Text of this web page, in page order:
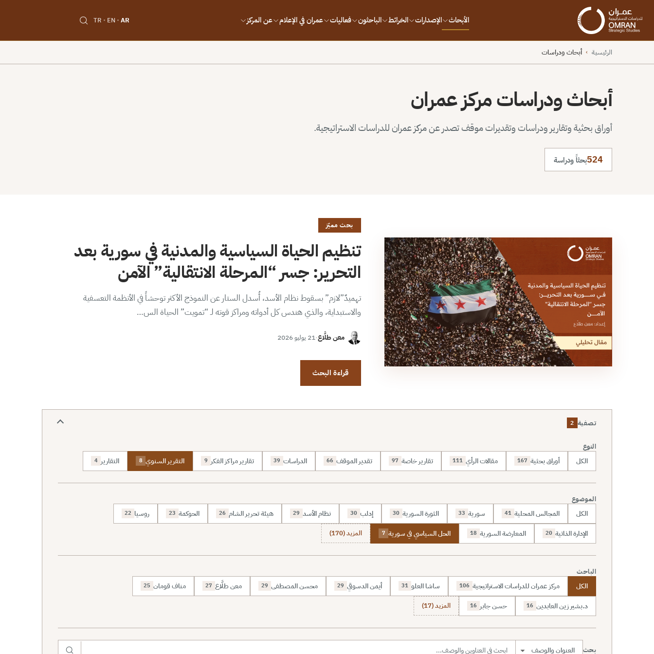
الأبحاث الإصدارات الخرائط الباحثون فعاليات عمران في الإعلام عن المركز AR
EN
TR
الرئيسية › أبحاث ودراسات
أبحاث ودراسات مركز عمران
أوراق بحثية وتقارير ودراسات وتقديرات موقف تصدر عن مركز عمران للدراسات الاستراتيجية.
524بحثاً ودراسة
بحث مميّز
تنظيم الحياة السياسية والمدنية في سورية بعد
التحرير: جسر “المرحلة الانتقالية” الآمن
تهميدٌ”لازم” بسقوط نظام الأسد، أُسدل الستار عن النموذج الأكثر توحشاً في الأنظمة التعسفية
والاستبداية، والذي هندس كل أدواته ومراكز قوته لـ “تمويت” الحياة الس…
معن طلَّاع·21 يوليو 2026
قراءة البحث
تصفية 2
النوع
الكل أوراق بحثية 167 مقالات الرأي 111 تقارير خاصة 97 تقدير الموقف 66 الدراسات 39 تقارير مراكز الفكر 9 التقرير السنوي 8 التقارير 4
الموضوع
الكل المجالس المحلية 41 سورية 33 الثورة السورية 30 إدلب 30 نظام الأسد 29 هيئة تحرير الشام 26 الحوكمة 23 روسيا 22
الإدارة الذاتية 20 المعارضة السورية 18 الحل السياسي في سورية 7 المزيد (170)
الباحث
الكل مركز عمران للدراسات الاستراتيجية 106 ساشا العلو 31 أيمن الدسوقي 29 محسن المصطفى 29 معن طلَّاع 27 مناف قومان 25
د.بشير زين العابدين 16 حسن جابر 16 المزيد (17)
بحث